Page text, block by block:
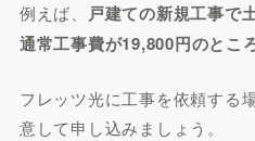
例えば、 戸建ての新規工事で
通常工事費が19,800円のとこ
フレッツ光に工事を依頼する
意して申し込みましょう。